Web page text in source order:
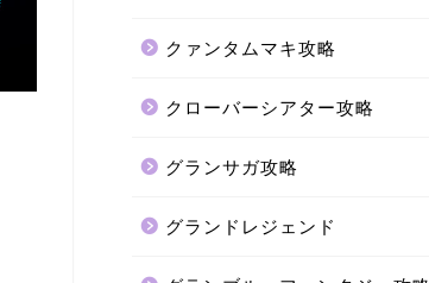
クァンタムマキ攻略
クローバーシアター攻略
グランサガ攻略
グランドレジェンド